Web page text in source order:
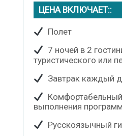
ЦЕНА ВКЛЮЧАЕТ::
Полет
7 ночей в 2
туристического или
Завтрак каждый
выполнения
Русскоязычный